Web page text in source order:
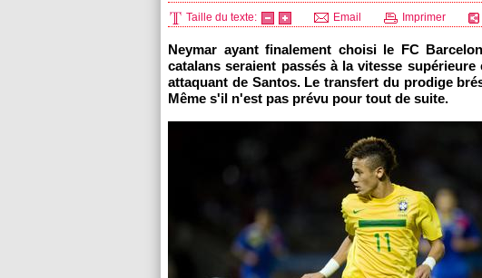
Taille du texte: Email Imprimer
Neymar ayant finalement choisi le FC
catalans seraient passés à la vitesse
attaquant de Santos. Le transfert du prodige
Même s'il n'est pas prévu pour tout de suite.